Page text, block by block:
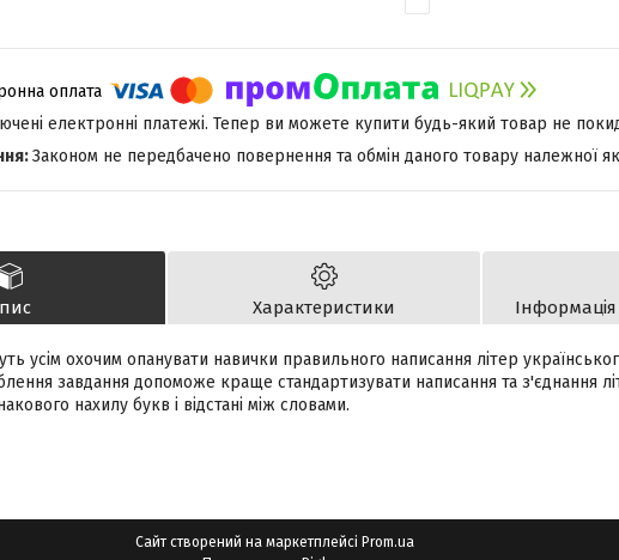
електронні платежі. Тепер ви можете купити будь-який товар не
Законом не передбачено повернення та обмін даного товару належної
Характеристики
усім охочим опанувати навички правильного написання літер
завдання допоможе краще стандартизувати написання та з'єднання
нахилу букв і відстані між словами.
Сайт створений на маркетплейсі Prom.ua